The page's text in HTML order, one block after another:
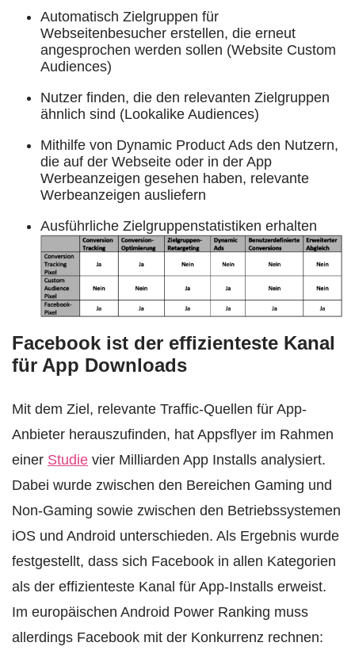
Automatisch Zielgruppen für
Webseitenbesucher erstellen, die erneut
angesprochen werden sollen (Website Custom
Audiences)
Nutzer finden, die den relevanten Zielgruppen
ähnlich sind (Lookalike Audiences)
Mithilfe von Dynamic Product Ads den Nutzern,
die auf der Webseite oder in der App
Werbeanzeigen gesehen haben, relevante
Werbeanzeigen ausliefern
Ausführliche Zielgruppenstatistiken erhalten
Facebook ist der effizienteste Kanal
für App Downloads
Mit dem Ziel, relevante Traffic-Quellen für App-
Anbieter herauszufinden, hat Appsflyer im Rahmen
einer Studie vier Milliarden App Installs analysiert.
Dabei wurde zwischen den Bereichen Gaming und
Non-Gaming sowie zwischen den Betriebssystemen
iOS und Android unterschieden. Als Ergebnis wurde
festgestellt, dass sich Facebook in allen Kategorien
als der effizienteste Kanal für App-Installs erweist.
Im europäischen Android Power Ranking muss
allerdings Facebook mit der Konkurrenz rechnen: